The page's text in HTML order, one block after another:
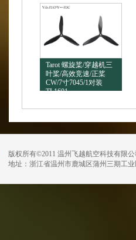
Tarot 螺旋桨/穿越机三
叶桨/高效竞速/正桨
CW/7寸7045/1对装
TL1601
版权所有©2011 温州飞越航空科技有限
地址：浙江省温州市鹿城区蒲州三期工业